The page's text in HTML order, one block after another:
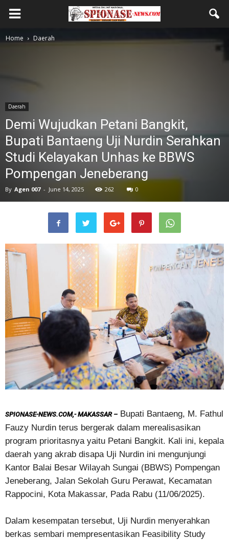
Home Daerah
Daerah
Demi Wujudkan Petani Bangkit,
Bupati Bantaeng Uji Nurdin Serahkan
Studi Kelayakan Unhas ke BBWS
Pompengan Jeneberang
By Agen 007 - June 14, 2025 262 0
SPIONASE-NEWS.COM,- MAKASSAR – Bupati Bantaeng, M. Fathul
Fauzy Nurdin terus bergerak dalam merealisasikan
program prioritasnya yaitu Petani Bangkit. Kali ini, kepala
daerah yang akrab disapa Uji Nurdin ini mengunjungi
Kantor Balai Besar Wilayah Sungai (BBWS) Pompengan
Jeneberang, Jalan Sekolah Guru Perawat, Kecamatan
Rappocini, Kota Makassar, Pada Rabu (11/06/2025).
Dalam kesempatan tersebut, Uji Nurdin menyerahkan
berkas sembari mempresentasikan Feasibility Study